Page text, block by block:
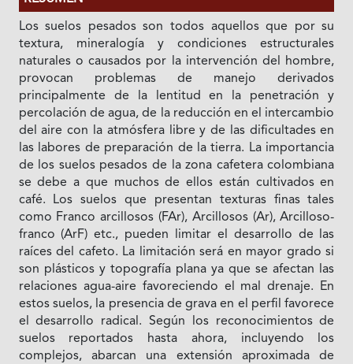
Los suelos pesados son todos aquellos que por su
textura, mineralogía y condiciones estructurales
naturales o causados por la intervención del hombre,
provocan problemas de manejo derivados
principalmente de la lentitud en la penetración y
percolación de agua, de la reducción en el intercambio
del aire con la atmósfera libre y de las dificultades en
las labores de preparación de la tierra. La importancia
de los suelos pesados de la zona cafetera colombiana
se debe a que muchos de ellos están cultivados en
café. Los suelos que presentan texturas finas tales
como Franco arcillosos (FAr), Arcillosos (Ar), Arcilloso-
franco (ArF) etc., pueden limitar el desarrollo de las
raíces del cafeto. La limitación será en mayor grado si
son plásticos y topografía plana ya que se afectan las
relaciones agua-aire favoreciendo el mal drenaje. En
estos suelos, la presencia de grava en el perfil favorece
el desarrollo radical. Según los reconocimientos de
suelos reportados hasta ahora, incluyendo los
complejos, abarcan una extensión aproximada de